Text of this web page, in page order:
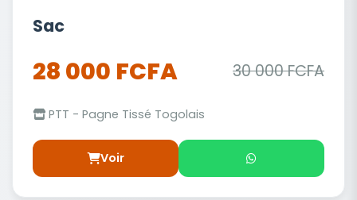
Sac
28 000 FCFA 30 000 FCFA
PTT - Pagne Tissé Togolais
Voir